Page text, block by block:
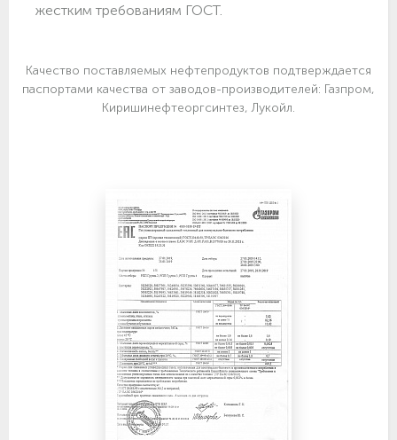
жестким требованиям ГОСТ.
Качество поставляемых нефтепродуктов подтверждается
паспортами качества от заводов-производителей: Газпром,
Киришинефтеоргсинтез, Лукойл.